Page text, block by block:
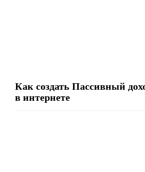
Как создать Пассивный
в интернете